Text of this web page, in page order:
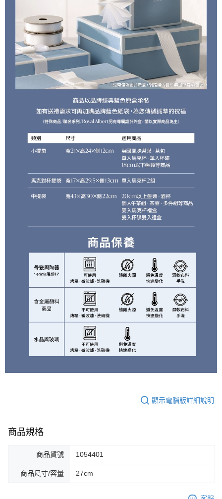
顯示電腦版詳細說明
商品規格
商品貨號 1054401
商品尺寸/容量 27cm